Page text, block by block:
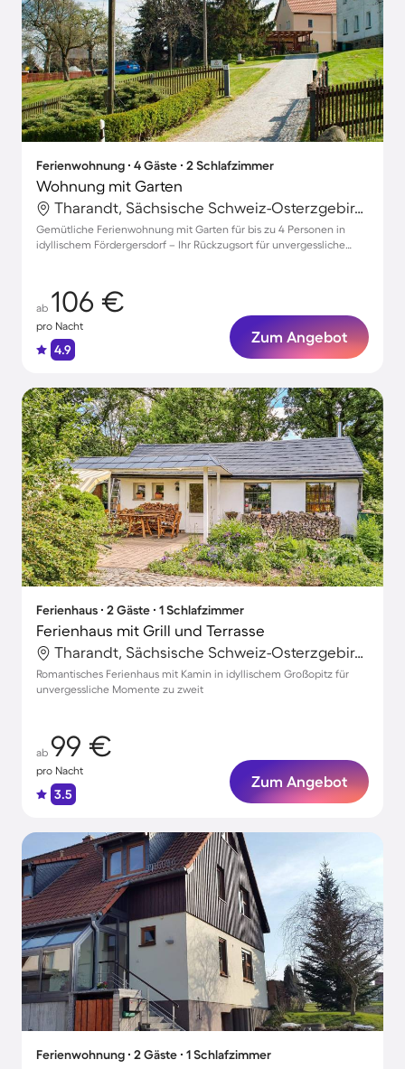
Ferienwohnung ∙ 4 Gäste ∙ 2 Schlafzimmer
Wohnung mit Garten
Tharandt, Sächsische Schweiz-Osterzgebirge, Deutschland
Gemütliche Ferienwohnung mit Garten für bis zu 4 Personen in
idyllischem Fördergersdorf – Ihr Rückzugsort für unvergessliche
ab 106 €
pro Nacht
4.9
Zum Angebot
Ferienhaus ∙ 2 Gäste ∙ 1 Schlafzimmer
Ferienhaus mit Grill und Terrasse
Tharandt, Sächsische Schweiz-Osterzgebirge, Deutschland
Romantisches Ferienhaus mit Kamin in idyllischem Großopitz für
unvergessliche Momente zu zweit
ab 99 €
pro Nacht
3.5
Zum Angebot
Ferienwohnung ∙ 2 Gäste ∙ 1 Schlafzimmer